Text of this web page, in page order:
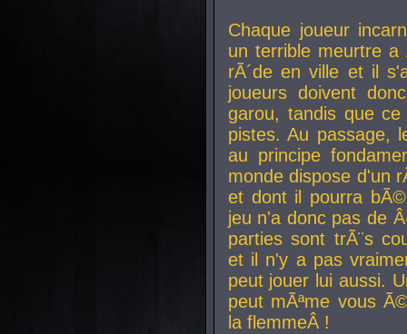
Chaque joueur
un terrible meurtre
rÃ´de en ville et il
joueurs doivent
garou, tandis que
pistes. Au passage,
au principe
monde dispose d'un
et dont il pourra
jeu n'a donc pas de
parties sont trÃ¨s
et il n'y a pas
peut jouer lui aussi.
peut mÃªme vous
la flemmeÂ !